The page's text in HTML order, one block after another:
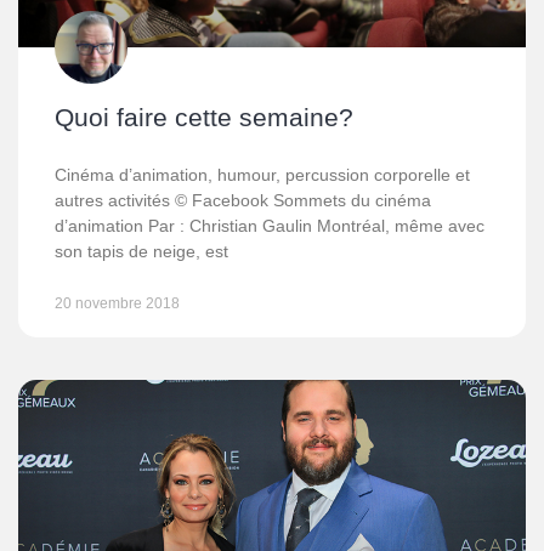
Quoi faire cette semaine?
Cinéma d’animation, humour, percussion corporelle et
autres activités © Facebook Sommets du cinéma
d’animation Par : Christian Gaulin Montréal, même avec
son tapis de neige, est
20 novembre 2018